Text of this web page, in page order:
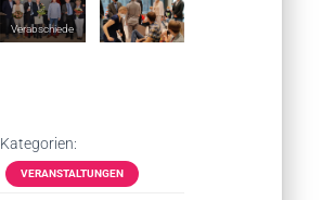
Verabschiede
ne
Kategorien:
VERANSTALTUNGEN